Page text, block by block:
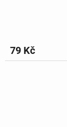
79 Kč